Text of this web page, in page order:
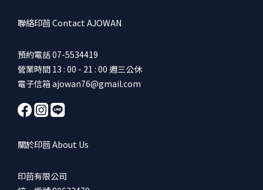
聯絡印茴 Contact AJOWAN
預約電話 07-5534419
營業時間 13 : 00 - 21 : 00 週三公休
電子信箱 ajowan76@gmail.com
關於印茴 About Us
印茴有限公司